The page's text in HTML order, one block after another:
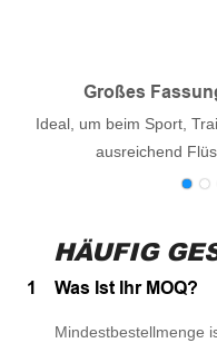
Großes
Ideal, um beim Sport,
ausreichend
HÄUFIG
1 Was Ist Ihr MOQ?
Mindestbestellmenge